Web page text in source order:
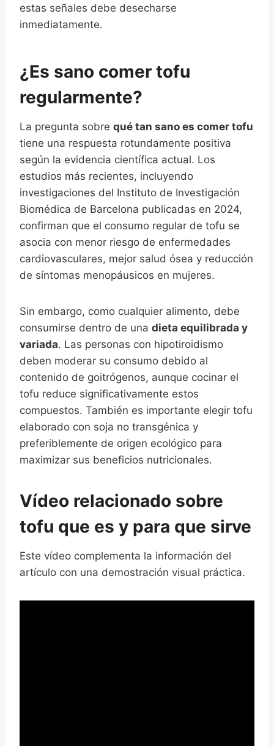
estas señales debe desecharse
inmediatamente.
¿Es sano comer tofu
regularmente?
La pregunta sobre qué tan sano es comer tofu
tiene una respuesta rotundamente positiva
según la evidencia científica actual. Los
estudios más recientes, incluyendo
investigaciones del Instituto de Investigación
Biomédica de Barcelona publicadas en 2024,
confirman que el consumo regular de tofu se
asocia con menor riesgo de enfermedades
cardiovasculares, mejor salud ósea y reducción
de síntomas menopáusicos en mujeres.
Sin embargo, como cualquier alimento, debe
consumirse dentro de una dieta equilibrada y
variada. Las personas con hipotiroidismo
deben moderar su consumo debido al
contenido de goitrógenos, aunque cocinar el
tofu reduce significativamente estos
compuestos. También es importante elegir tofu
elaborado con soja no transgénica y
preferiblemente de origen ecológico para
maximizar sus beneficios nutricionales.
Vídeo relacionado sobre
tofu que es y para que sirve
Este vídeo complementa la información del
artículo con una demostración visual práctica.